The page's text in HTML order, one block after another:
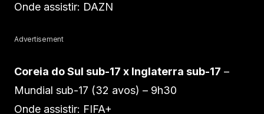
Onde assistir: DAZN
Advertisement
Coreia do Sul sub-17 x Inglaterra sub-17 –
Mundial sub-17 (32 avos) – 9h30
Onde assistir: FIFA+